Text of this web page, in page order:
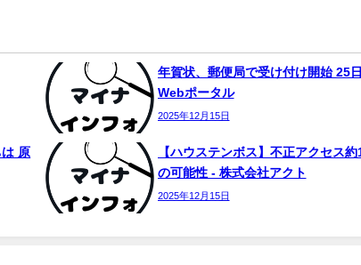
年賀状、郵便局で受け付け開始 25
Webポータル
2025年12月15日
原
【ハウステンボス】不正アクセス
の可能性 - 株式会社アクト
2025年12月15日